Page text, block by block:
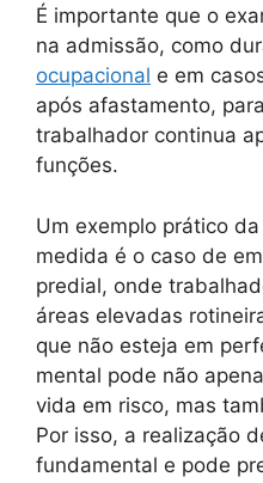
É importante que o
na admissão, como
ocupacional e em
após afastamento,
trabalhador continua
funções.
Um exemplo prático
medida é o caso de
predial, onde
áreas elevadas
que não esteja em
mental pode não
vida em risco, mas
Por isso, a realização
fundamental e pode